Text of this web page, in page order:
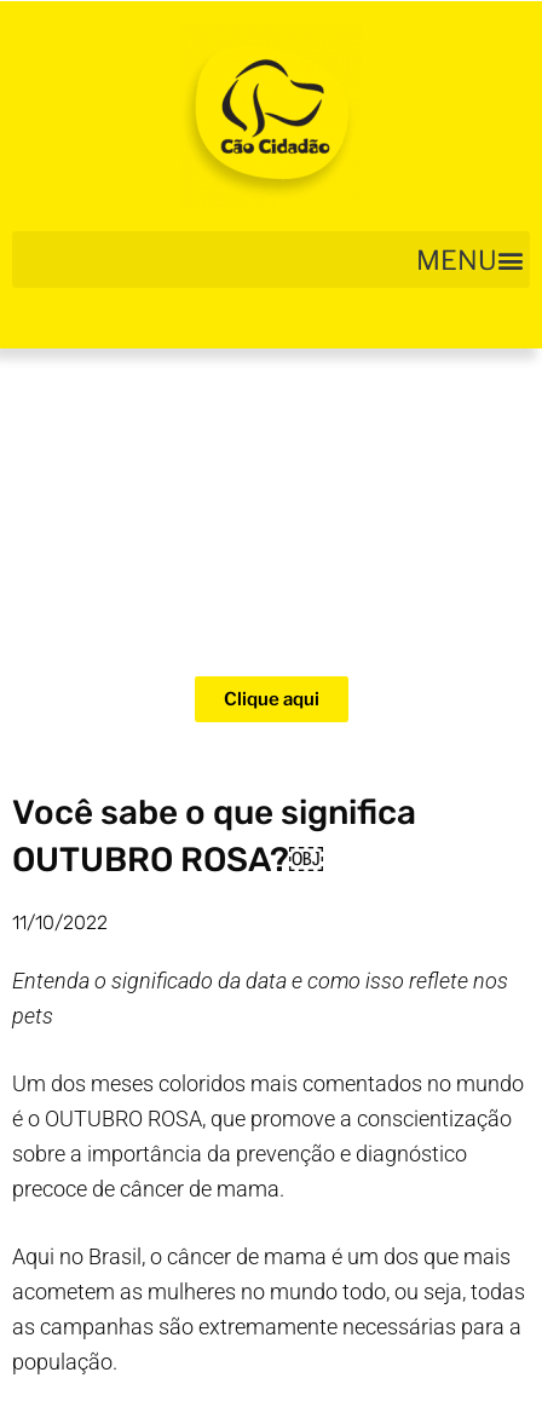
Clique aqui
Você sabe o que significa
OUTUBRO ROSA?￼
11/10/2022
Entenda o significado da data e como isso reflete nos
pets
Um dos meses coloridos mais comentados no mundo
é o OUTUBRO ROSA, que promove a conscientização
sobre a importância da prevenção e diagnóstico
precoce de câncer de mama.
Aqui no Brasil, o câncer de mama é um dos que mais
acometem as mulheres no mundo todo, ou seja, todas
as campanhas são extremamente necessárias para a
população.